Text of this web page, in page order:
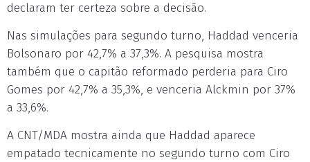
declaram ter certeza sobre a decisão.
Nas simulações para segundo turno, Haddad venceria
Bolsonaro por 42,7% a 37,3%. A pesquisa mostra
também que o capitão reformado perderia para Ciro
Gomes por 42,7% a 35,3%, e venceria Alckmin por 37%
a 33,6%.
A CNT/MDA mostra ainda que Haddad aparece
empatado tecnicamente no segundo turno com Ciro